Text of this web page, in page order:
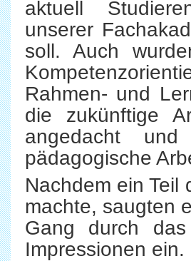
aktuell
unserer
soll. Auch
Rahmen- und
die zukünftige
angedacht
pädagogische
Nachdem ein Teil
machte, saugten
Gang durch
Impressionen ein.